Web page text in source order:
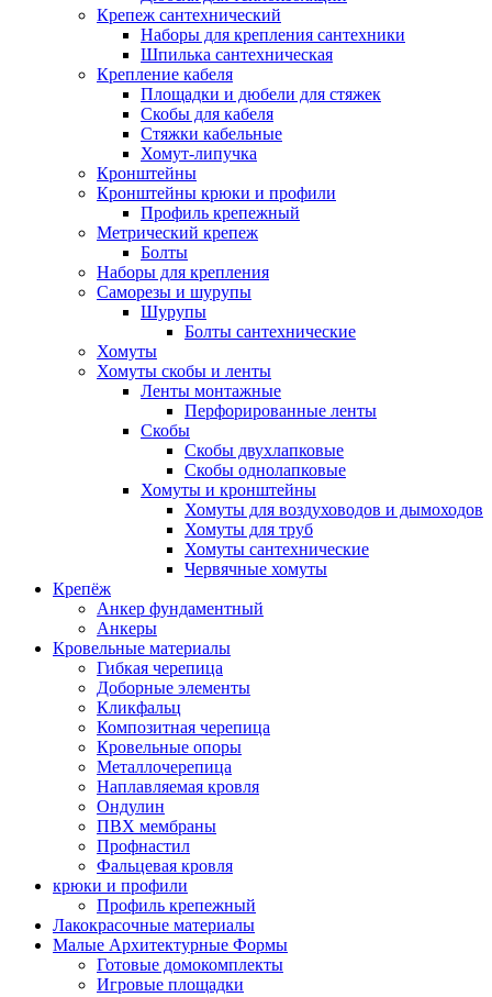
Крепеж сантехнический
Наборы для крепления сантехники
Шпилька сантехническая
Крепление кабеля
Площадки и дюбели для стяжек
Скобы для кабеля
Стяжки кабельные
Хомут-липучка
Кронштейны
Кронштейны крюки и профили
Профиль крепежный
Метрический крепеж
Болты
Наборы для крепления
Саморезы и шурупы
Шурупы
Болты сантехнические
Хомуты
Хомуты скобы и ленты
Ленты монтажные
Перфорированные ленты
Скобы
Скобы двухлапковые
Скобы однолапковые
Хомуты и кронштейны
Хомуты для воздуховодов и дымоходов
Хомуты для труб
Хомуты сантехнические
Червячные хомуты
Крепёж
Анкер фундаментный
Анкеры
Кровельные материалы
Гибкая черепица
Доборные элементы
Кликфальц
Композитная черепица
Кровельные опоры
Металлочерепица
Наплавляемая кровля
Ондулин
ПВХ мембраны
Профнастил
Фальцевая кровля
крюки и профили
Профиль крепежный
Лакокрасочные материалы
Малые Архитектурные Формы
Готовые домокомплекты
Игровые площадки